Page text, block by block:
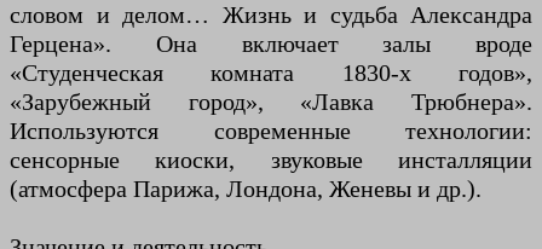
словом и делом… Жизнь и судьба Александра
Герцена». Она включает залы вроде
«Студенческая комната 1830-х годов»,
«Зарубежный город», «Лавка Трюбнера».
Используются современные технологии:
сенсорные киоски, звуковые инсталляции
(атмосфера Парижа, Лондона, Женевы и др.).